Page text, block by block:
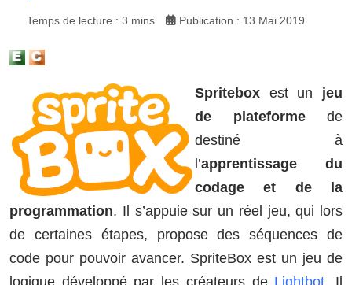
Temps de lecture : 3 mins Publication : 13 Mai 2019
Spritebox est un jeu
de plateformede
destiné à
l’apprentissage du
codage et de la
programmation. Il s’appuie sur un réel jeu, qui lors
de certaines étapes, propose des séquences de
code pour pouvoir avancer. SpriteBox est un jeu de